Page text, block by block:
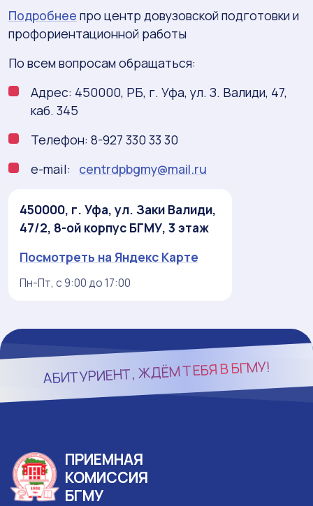
Подробнее про центр довузовской подготовки и
профориентационной работы
По всем вопросам обращаться:
Адрес: 450000, РБ, г. Уфа, ул. З. Валиди, 47,
каб. 345
Телефон: 8-927 330 33 30
e-mail: centrdpbgmy@mail.ru
450000, г. Уфа, ул. Заки Валиди,
47/2, 8-ой корпус БГМУ, 3 этаж
Посмотреть на Яндекс Карте
Пн-Пт, с 9:00 до 17:00
АБИТУРИЕНТ, ЖДЁМ ТЕБЯ ВБГМУ!
ПРИЕМНАЯ
КОМИССИЯ
БГМУ